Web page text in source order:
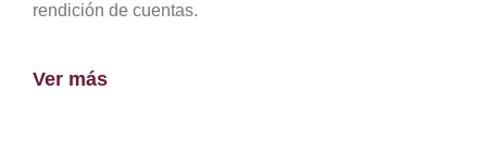
rendición de cuentas.
Ver más